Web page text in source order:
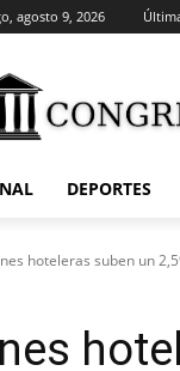
agosto 9, 2026
DEPORTES
hoteleras suben un